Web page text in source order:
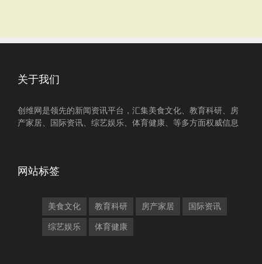
关于我们
创维网是领先的新闻资讯平台，汇集美食文化、教育科研、房
产家居、国际资讯、综艺娱乐、体育健康、等多方面权威信息
网站标签
美食文化 教育科研 房产家居 国际资讯
综艺娱乐 体育健康